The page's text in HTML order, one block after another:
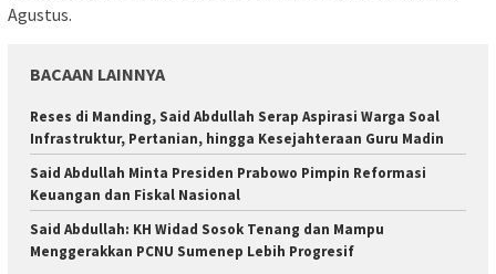
Agustus.
BACAAN LAINNYA
Reses di Manding, Said Abdullah Serap Aspirasi Warga Soal
Infrastruktur, Pertanian, hingga Kesejahteraan Guru Madin
Said Abdullah Minta Presiden Prabowo Pimpin Reformasi
Keuangan dan Fiskal Nasional
Said Abdullah: KH Widad Sosok Tenang dan Mampu
Menggerakkan PCNU Sumenep Lebih Progresif